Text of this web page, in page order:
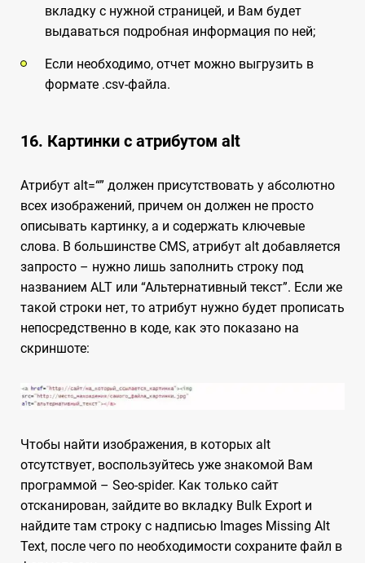
вкладку с нужной страницей, и Вам будет
выдаваться подробная информация по ней;
Если необходимо, отчет можно выгрузить в
формате .csv-файла.
16. Картинки с атрибутом alt
Атрибут alt=“” должен присутствовать у абсолютно
всех изображений, причем он должен не просто
описывать картинку, а и содержать ключевые
слова. В большинстве CMS, атрибут alt добавляется
запросто – нужно лишь заполнить строку под
названием ALT или “Альтернативный текст”. Если же
такой строки нет, то атрибут нужно будет прописать
непосредственно в коде, как это показано на
скриншоте:
Чтобы найти изображения, в которых alt
отсутствует, воспользуйтесь уже знакомой Вам
программой – Seo-spider. Как только сайт
отсканирован, зайдите во вкладку Bulk Export и
найдите там строку с надписью Images Missing Alt
Text, после чего по необходимости сохраните файл в